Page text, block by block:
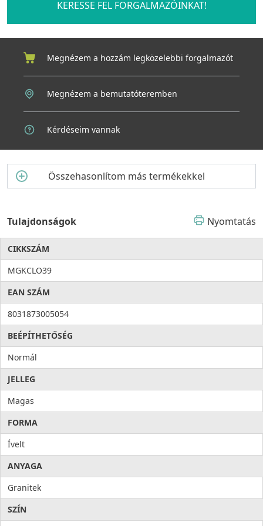
KERESSE FEL FORGALMAZÓINKAT!
Megnézem a hozzám legközelebbi forgalmazót
Megnézem a bemutatóteremben
Kérdéseim vannak
Összehasonlítom más termékekkel
Tulajdonságok Nyomtatás
CIKKSZÁM
MGKCLO39
EAN SZÁM
8031873005054
BEÉPÍTHETŐSÉG
Normál
JELLEG
Magas
FORMA
Ívelt
ANYAGA
Granitek
SZÍN